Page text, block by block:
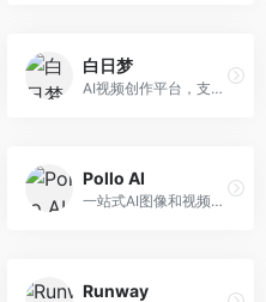
白日梦
AI视频创作平台，支持生成长达50分钟的长视频内容。面向长视频创作者和内容生产者，支持故事视频生成、视频编辑等功能，适合叙事性内容创作。
Pollo AI
一站式AI图像和视频创作平台，整合多种生成工具。面向内容创作者，提供文生图、文生视频、视频编辑等服务，创作工具全面，一站式体验便捷。
Runway